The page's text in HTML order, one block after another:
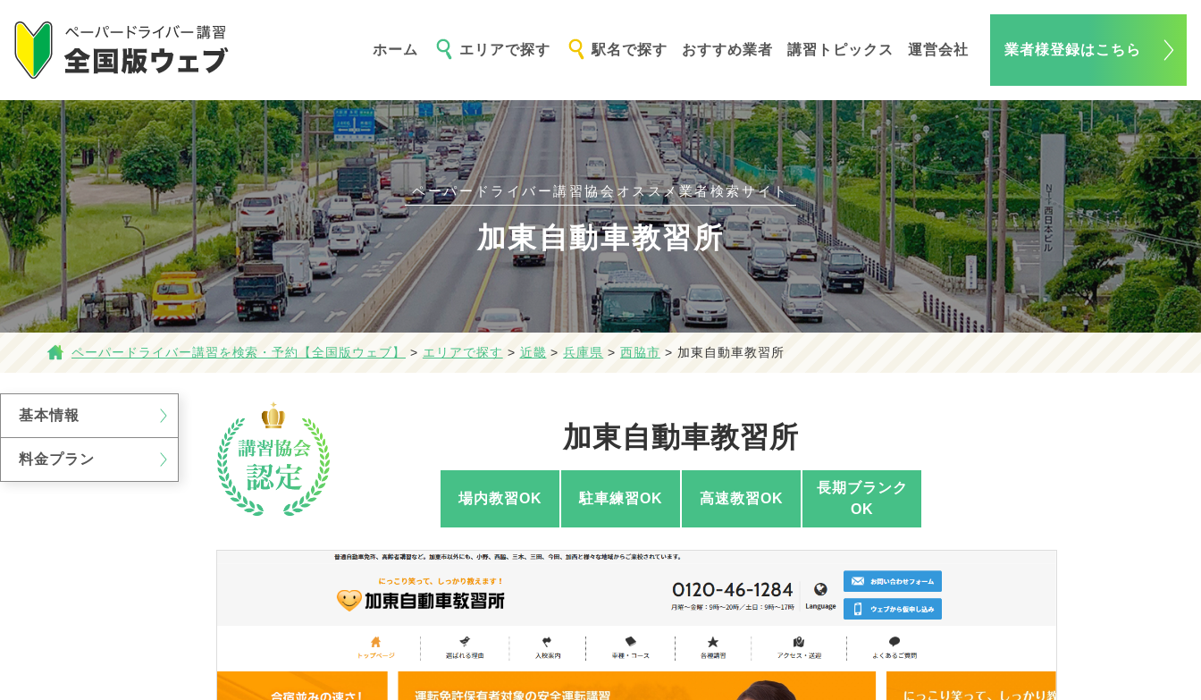
ホーム エリアで探す 駅名で探す おすすめ業者 講習トピックス 運営会社 業者様登録はこちら
ペーパードライバー講習協会オススメ業者検索サイト
加東自動車教習所
ペーパードライバー講習を検索・予約【全国版ウェブ】 > エリアで探す > 近畿 >兵庫県 >西脇市 > 加東自動車教習所
基本情報
料金プラン
加東自動車教習所
場内教習OK 駐車練習OK 高速教習OK
長期ブランク
OK